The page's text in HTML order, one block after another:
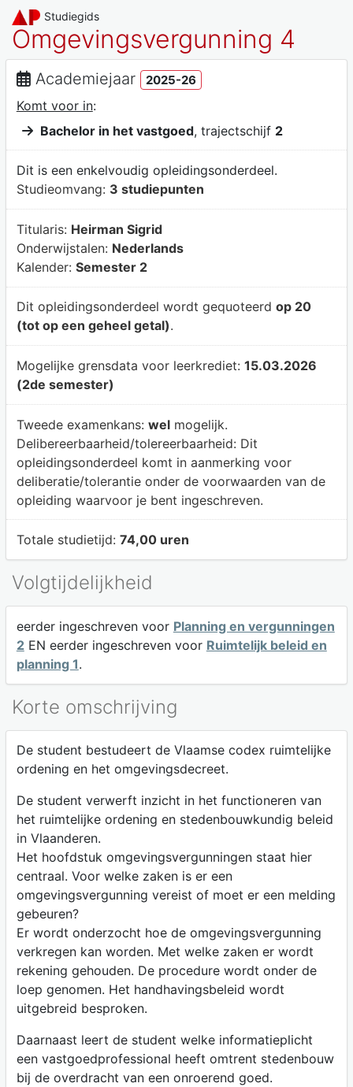
Studiegids
Omgevingsvergunning 4
Academiejaar 2025-26
Komt voor in:
Bachelor in het vastgoed, trajectschijf 2
Dit is een enkelvoudig opleidingsonderdeel.
Studieomvang: 3 studiepunten
Titularis: Heirman Sigrid
Onderwijstalen: Nederlands
Kalender: Semester 2
Dit opleidingsonderdeel wordt gequoteerd op 20
(tot op een geheel getal).
Mogelijke grensdata voor leerkrediet: 15.03.2026
(2de semester)
Tweede examenkans: welmogelijk.
Delibereerbaarheid/tolereerbaarheid: Dit
opleidingsonderdeel komt in aanmerking voor
deliberatie/tolerantie onder de voorwaarden van de
opleiding waarvoor je bent ingeschreven.
Totale studietijd: 74,00 uren
Volgtijdelijkheid
eerder ingeschreven voor Planning en vergunningen
2EN eerder ingeschreven voor Ruimtelijk beleid en
planning 1.
Korte omschrijving
De student bestudeert de Vlaamse codex ruimtelijke
ordening en het omgevingsdecreet.
De student verwerft inzicht in het functioneren van
het ruimtelijke ordening en stedenbouwkundig beleid
in Vlaanderen.
Het hoofdstuk omgevingsvergunningen staat hier
centraal. Voor welke zaken is er een
omgevingsvergunning vereist of moet er een melding
gebeuren?
Er wordt onderzocht hoe de omgevingsvergunning
verkregen kan worden. Met welke zaken er wordt
rekening gehouden. De procedure wordt onder de
loep genomen. Het handhavingsbeleid wordt
uitgebreid besproken.
Daarnaast leert de student welke informatieplicht
een vastgoedprofessional heeft omtrent stedenbouw
bij de overdracht van een onroerend goed.